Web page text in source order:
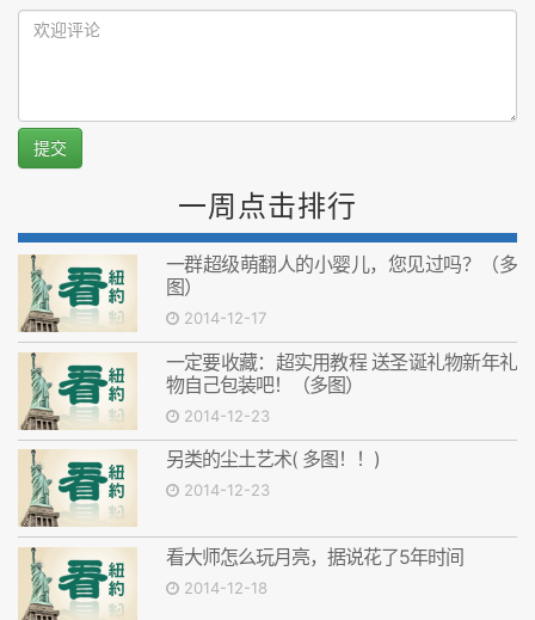
提交
一周点击排行
一群超级萌翻人的小婴儿，您见过吗？（多
图）
2014-12-17
一定要收藏：超实用教程 送圣诞礼物新年礼
物自己包装吧！（多图）
2014-12-23
另类的尘土艺术( 多图！！)
2014-12-23
看大师怎么玩月亮，据说花了5年时间
2014-12-18